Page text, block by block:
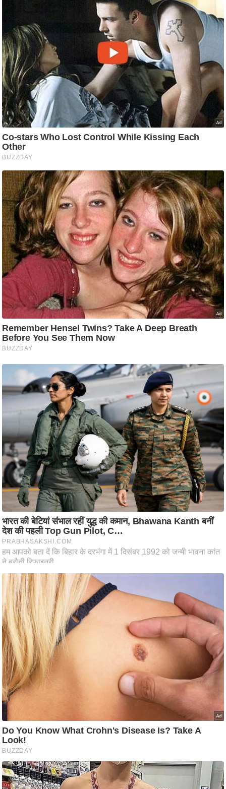
श
न
घ
रे
लू
नु
स्खे
र्य
ट
न
स्थ
ल
फि
ट
ने
स
मं
त्रा
रि
ले
श
न
शि
ज
नी
ति
वि
श्ले
ष
ण
स
सा
म
यि
क
मा
तृ
भू
मि
स्तं
भ
ए
म
.
आ
र
आ
ई
.
चा
य